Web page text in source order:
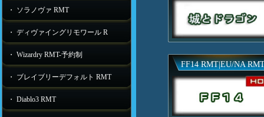
・ ソラノヴァ RMT
・ ディヴァイングリモワール R
・ Wizardry RMT-予約制
・ ブレイブリーデフォルト RMT
・ Diablo3 RMT
FF14 RMT|EU/NA